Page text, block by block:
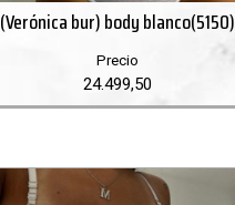
(Verónica bur) body blanco(5150)
Precio
24.499,50